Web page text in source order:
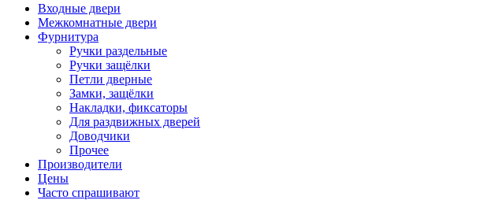
Входные двери
Межкомнатные двери
Фурнитура
Ручки раздельные
Ручки защёлки
Петли дверные
Замки, защёлки
Накладки, фиксаторы
Для раздвижных дверей
Доводчики
Прочее
Производители
Цены
Часто спрашивают